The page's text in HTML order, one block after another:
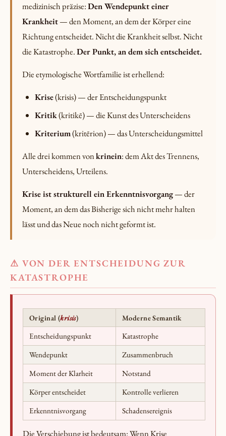
medizinisch präzise:Den Wendepunkt einer
Krankheit— den Moment, an dem der Körper eine
Richtung entscheidet. Nicht die Krankheit selbst. Nicht
die Katastrophe.Der Punkt, an dem sich entscheidet.
Die etymologische Wortfamilie ist erhellend:
Krise(krisis) — der Entscheidungspunkt
Kritik(kritikē) — die Kunst des Unterscheidens
Kriterium(kritērion) — das Unterscheidungsmittel
Alle drei kommen vonkrinein: dem Akt des Trennens,
Unterscheidens, Urteilens.
Krise ist strukturell ein Erkenntnisvorgang— der
Moment, an dem das Bisherige sich nicht mehr halten
lässt und das Neue noch nicht geformt ist.
⚠ VON DER ENTSCHEIDUNG ZUR
KATASTROPHE
Original (krisis) Moderne Semantik
Entscheidungspunkt
Katastrophe
Wendepunkt
Zusammenbruch
Moment der Klarheit
Notstand
Körper entscheidet
Kontrolle verlieren
Erkenntnisvorgang
Schadensereignis
Die Verschiebung ist bedeutsam: Wenn Krise